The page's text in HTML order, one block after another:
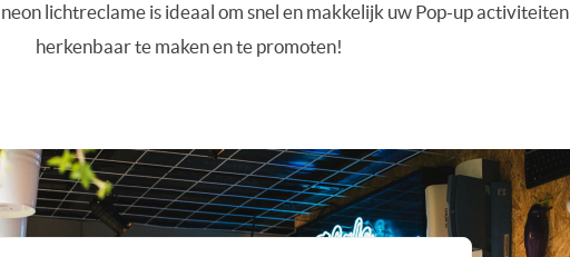
lichtreclame is ideaal om snel en makkelijk uw Pop-up activiteiten
herkenbaar te maken en te promoten!